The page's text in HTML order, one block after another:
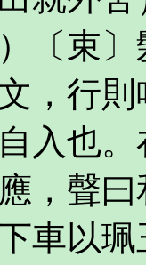
〔束
，行
入也
，聲
車以